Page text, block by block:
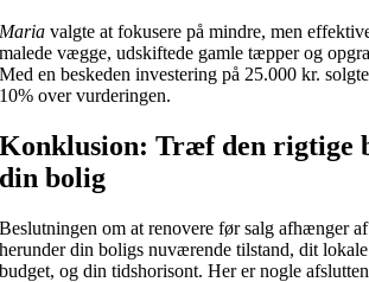
Maria valgte at fokusere på mindre, men
malede vægge, udskiftede gamle tæpper og
Med en beskeden investering på 25.000 kr.
10% over vurderingen.
Konklusion: Træf den rigtige
din bolig
Beslutningen om at renovere før salg afhænger
herunder din boligs nuværende tilstand, dit
budget, og din tidshorisont. Her er nogle